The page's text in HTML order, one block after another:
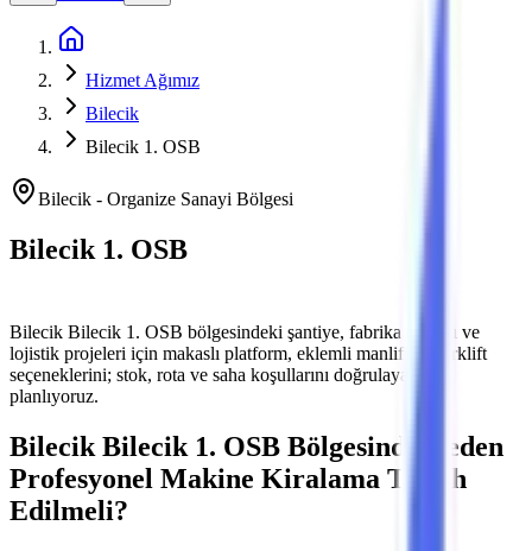
Hizmet Ağımız
Bilecik
Bilecik 1. OSB
Bilecik - Organize Sanayi Bölgesi
Bilecik 1. OSB
Bilecik Bilecik 1. OSB bölgesindeki şantiye, fabrika bakımı ve
lojistik projeleri için makaslı platform, eklemli manlift ve forklift
seçeneklerini; stok, rota ve saha koşullarını doğrulayarak
planlıyoruz.
Bilecik Bilecik 1. OSB Bölgesinde Neden
Profesyonel Makine Kiralama Tercih
Edilmeli?